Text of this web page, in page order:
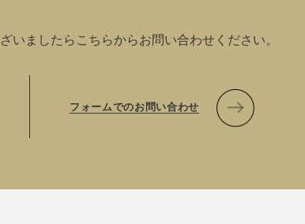
いましたらこちらからお問い合わせください。
フォームでのお問い合わせ